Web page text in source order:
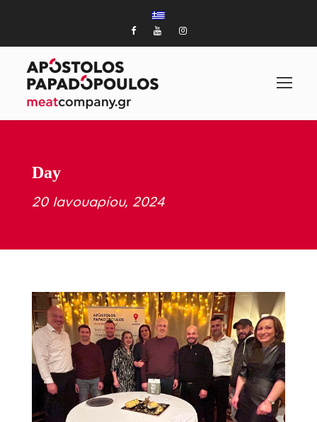
Day
20 Ιανουαρίου, 2024